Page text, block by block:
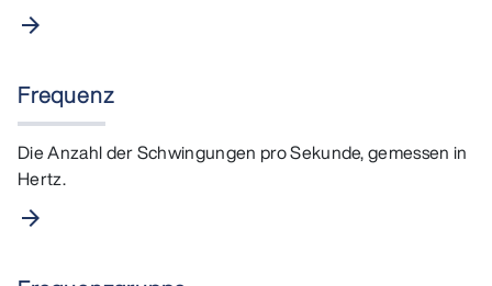
arrow_forward
Frequenz
Die Anzahl der Schwingungen pro Sekunde, gemessen in
Hertz.
arrow_forward